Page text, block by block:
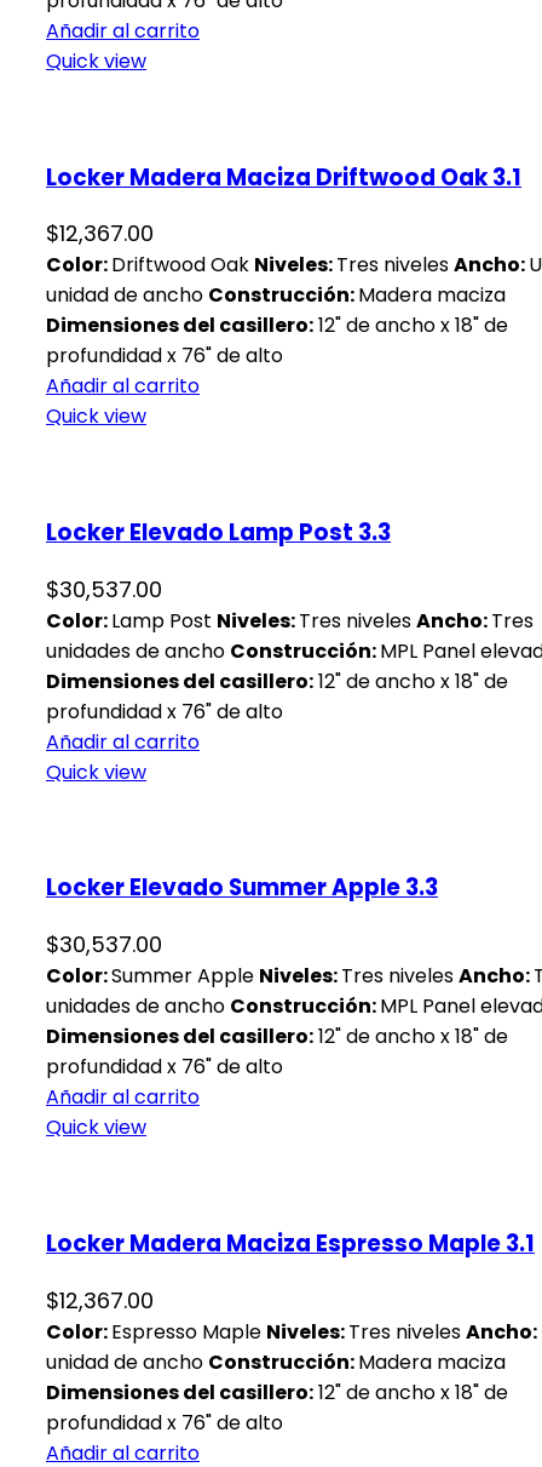
Añadir al carrito
Quick view
Locker Madera Maciza Driftwood Oak 3.1
$12,367.00
Color:Driftwood Oak Niveles:Tres nivelesAncho:
unidad de ancho Construcción:Madera maciza
Dimensiones del casillero:12" de ancho x 18" de
profundidad x 76" de alto
Añadir al carrito
Quick view
Locker Elevado Lamp Post 3.3
$30,537.00
Color:Lamp Post Niveles:Tres nivelesAncho:Tres
unidades de ancho Construcción:MPL Panel
Dimensiones del casillero:12" de ancho x 18" de
profundidad x 76" de alto
Añadir al carrito
Quick view
Locker Elevado Summer Apple 3.3
$30,537.00
Color:Summer Apple Niveles:Tres nivelesAncho:
unidades de ancho Construcción:MPL Panel
Dimensiones del casillero:12" de ancho x 18" de
profundidad x 76" de alto
Añadir al carrito
Quick view
Locker Madera Maciza Espresso Maple 3.1
$12,367.00
Color:Espresso Maple Niveles:Tres nivelesAncho:
unidad de ancho Construcción:Madera maciza
Dimensiones del casillero:12" de ancho x 18" de
profundidad x 76" de alto
Añadir al carrito